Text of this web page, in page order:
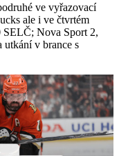
ve vyřazovací
ale i ve čtvrtém
SELČ; Nova Sport 2,
v brance s